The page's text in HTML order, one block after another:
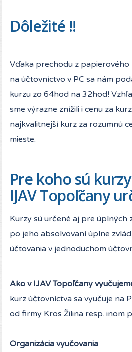
Dôležité !!
Vďaka prechodu z
na účtovníctvo v PC sa nám
kurzu zo 64hod na 32hod!
sme výrazne znížili i cenu za
najkvalitnejší kurz za rozumnú
mieste.
Pre koho sú
IJAV Topoľčany
Kurzy sú určené aj pre úplných
po jeho absolvovaní úplne
účtovania v jednoduchom
Ako v IJAV Topoľčany
kurz účtovníctva sa vyučuje na
od firmy Kros Žilina resp. inom
Organizácia vyučovania